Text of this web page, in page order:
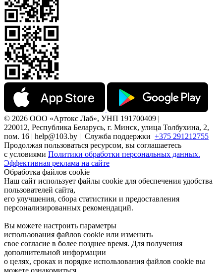
© 2026 ООО «Артокс Лаб», УНП 191700409 |
220012, Республика Беларусь, г. Минск, улица Толбухина, 2,
пом. 16 | help@103.by | Служба поддержки +375 291212755
Продолжая пользоваться ресурсом, вы соглашаетесь
с условиями Политики обработки персональных данных.
Эффективная реклама на сайте
Обработка файлов cookie
Наш сайт использует файлы cookie для обеспечения удобства
пользователей сайта,
его улучшения, сбора статистики и предоставления
персонализированных рекомендаций.
Вы можете настроить параметры
использования файлов cookie или изменить
свое согласие в более позднее время. Для получения
дополнительной информации
о целях, сроках и порядке использования файлов cookie вы
можете ознакомиться